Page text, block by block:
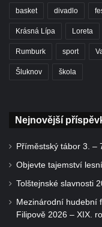
basket divadlo
Krásná Lípa Loreta
Rumburk sport
Šluknov škola
Nejnovější
Příměstský tábor 3. –
Objevte tajemství
Tolštejnské slavnosti
Mezinárodní hudební
Filipově 2026 – XIX.